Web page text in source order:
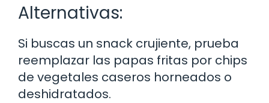
Alternativas:
Si buscas un snack crujiente, prueba
reemplazar las papas fritas por chips
de vegetales caseros horneados o
deshidratados.